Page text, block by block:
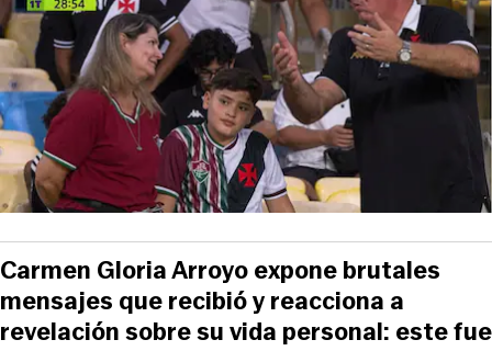
Carmen Gloria Arroyo expone brutales
mensajes que recibió y reacciona a
revelación sobre su vida personal: este fue